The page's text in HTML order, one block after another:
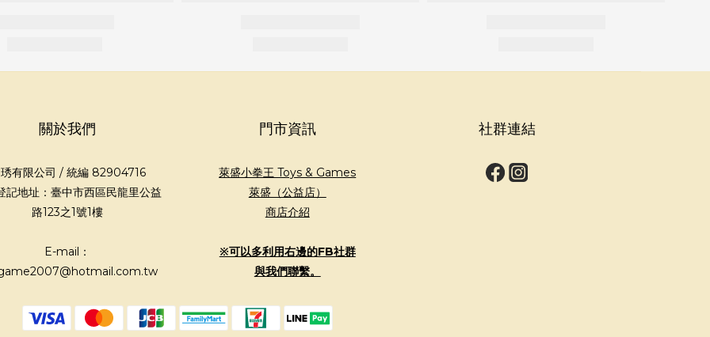
關於我們
有限公司 / 統編 82904716
記地址：臺中市西區民龍里公益
路123之1號1樓
E-mail：
門市資訊
萊盛小拳王 Toys & Games
萊盛（公益店）
商店介紹
※可以多利用右邊的FB社群
與我們聯繫。
社群連結